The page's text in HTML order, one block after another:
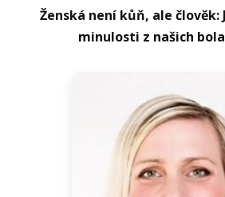
Ženská není kůň, ale člověk:
minulosti z našich